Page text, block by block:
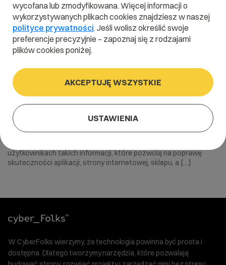
28 lipca 2022
Jak analityka produktowa wpływa na
Twój biznes?
użytkownikach takich informacji, które pozwolą na poprawę
skuteczności aplikacji, strony internetowej, sklepu, a […]
W CyberFolks wierzymy, że technologia powinna być prosta i
dostępna. Dlatego tworzymy narzędzia, które pozwalają
wycofana lub zmodyfikowana. Więcej informacji o
wykorzystywanych plikach cookies znajdziesz w naszej
polityce prywatności. Jeśli wolisz określić swoje
preferencje precyzyjnie – zapoznaj się z rodzajami
plików cookies poniżej.
AKCEPTUJĘ WSZYSTKIE
USTAWIENIA